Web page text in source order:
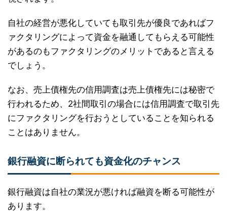
自社の経営が悪化していても取引先が優良であればフ
ァクタリングによって資金を融通してもらえる可能性
があるのもファクタリングのメリットであると言える
でしょう。
なお、売上債権先の信用調査は売上債権先には秘密で
行われるため、2社間取引の場合には信用調査で取引先
にファクタリングを行おうとしていることを知られる
ことはありません。
銀行融資に断られても資金化のチャンス
銀行融資は自社の業況が悪ければ融資を断る可能性が
あります。